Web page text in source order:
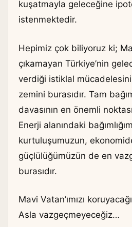
kuşatmayla geleceğine
istenmektedir.
Hepimiz çok biliyoruz ki;
çıkamayan Türkiye’nin
verdiği istiklal
zemini burasıdır. Tam
davasının en önemli
Enerji alanındaki
kurtuluşumuzun,
güçlülüğümüzün de en
burasıdır.
Mavi Vatan’ımızı
Asla vazgeçmeyeceğiz…